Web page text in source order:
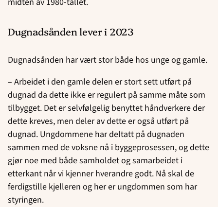
Dugnadsånden lever i 2023
Dugnadsånden har vært stor både hos unge og gamle.
– Arbeidet i den gamle delen er stort sett utført på
dugnad da dette ikke er regulert på samme måte som
tilbygget. Det er selvfølgelig benyttet håndverkere der
dette kreves, men deler av dette er også utført på
dugnad. Ungdommene har deltatt på dugnaden
sammen med de voksne nå i byggeprosessen, og dette
gjør noe med både samholdet og samarbeidet i
etterkant når vi kjenner hverandre godt. Nå skal de
ferdigstille kjelleren og her er ungdommen som har
styringen.